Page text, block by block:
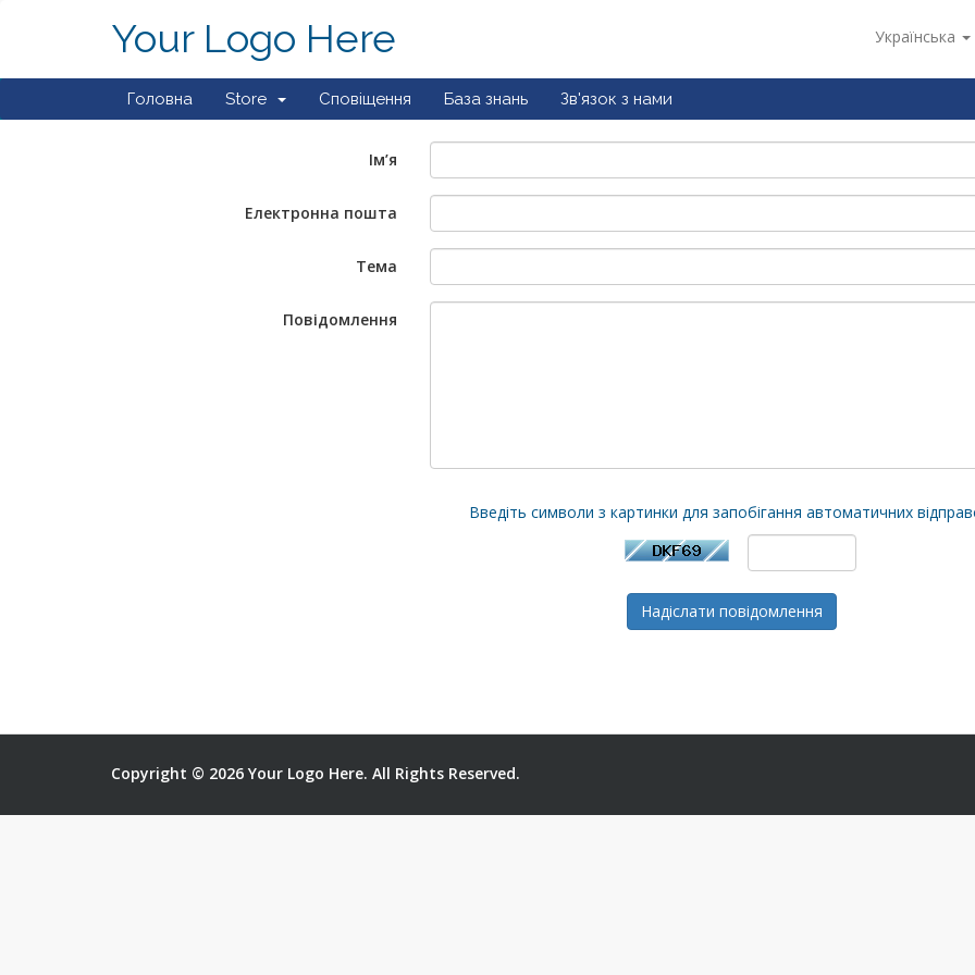
Українська
Your Logo Here
Головна Store Сповіщення База знань Зв'язок з нами
Ім’я
Електронна пошта
Тема
Повідомлення
Введіть символи з картинки для запобігання автоматичних
Надіслати повідомлення
Copyright © 2026 Your Logo Here. All Rights Reserved.